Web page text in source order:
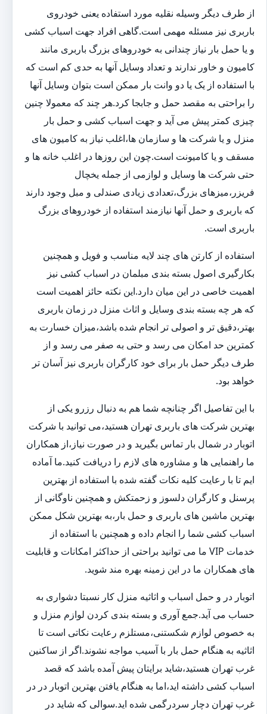
از طرف دیگر وسیله نقلیه مورد استفاده یعنی خودروی
باربری نیز مسئله مهمی است.گاهی افراد جهت اسباب کشی
و یا حمل بار نیاز چندانی به خودروهای بزرگ باربری مانند
کامیون و خاور ندارند و تعداد وسایل آنها به حدی کم است که
با استفاده از یک یا دو وانت بار ممکن است بتوان وسایل آنها
را براحتی به مقصد حمل و جابجا کرد.هر چند که معمولا چنین
چیزی کمتر پیش می آید و جهت اسباب کشی و حمل بار
منزل و یا شرکت ها و سازمان ها،اغلب نیاز به کامیون های
مسقف و یا کامیونت است.چون این روزها در اغلب خانه ها و
حتی شرکت ها وسایل و لوازمی از جمله یخچال
فریزر،میزهای بزرگ،تعدادی زیادی صندلی و مبل وجود دارند
که باربری و حمل آنها نیازمند استفاده از خودروهای بزرگ
باربری است.
استفاده از کارتن های چند لایه مناسب و فویل و همچنین
بکارگیری اصول بسته بندی مبلمان در اسباب کشی نیز
اهمیت خاصی در این میان دارد.این نکته حائز اهمیت است
که هر چه بسته بندی وسایل و اثاث منزل در زمان باربری
بهتر،دقیق تر و اصولی تر انجام شده باشد،میزان خسارت به
کمترین حد امکان می رسد و حتی به صفر می رسد و از
طرف دیگر حمل بار برای خود کارگران باربری نیز آسان تر
خواهد بود.
با این تفاصیل اگر چنانچه شما هم به دنبال رزرو یکی از
بهترین شرکت های باربری تهران هستید،می توانید با شرکت
اتوبار در شمال بار تماس بگیرید و در صورت نیاز،از همکاران
ما راهنمایی ها و مشاوره های لازم را دریافت کنید.ما آماده
ایم تا با رعایت کلیه نکات گفته شده با استفاده از بهترین
پرسنل و کارگران دلسوز و زحمتکش و همچنین ناوگانی از
بهترین ماشین های باربری و حمل بار،به بهترین شکل ممکن
اسباب کشی شما را انجام داده و همچنین با استفاده از
خدمات VIP ما می توانید براحتی از حداکثر امکانات و قابلیت
های همکاران ما در این زمینه بهره مند شوید.
اتوبار در و حمل اسباب و اثاثیه منزل کار نسبتا دشواری به
حساب می آید.جمع آوری و بسته بندی کردن لوازم منزل و
به خصوص لوازم شکستنی،مستلزم رعایت نکاتی است تا
اثاثیه به هنگام حمل بار با آسیب مواجه نشوند.اگر از ساکنین
غرب تهران هستید،شاید برایتان پیش آمده باشد که قصد
اسباب کشی داشته اید،اما به هنگام یافتن بهترین اتوبار در در
غرب تهران دچار سردرگمی شده اید.سوالی که شاید در